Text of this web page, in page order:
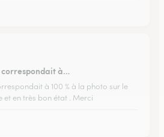
à…
à 100 % à la photo sur le
et en très bon état . Merci